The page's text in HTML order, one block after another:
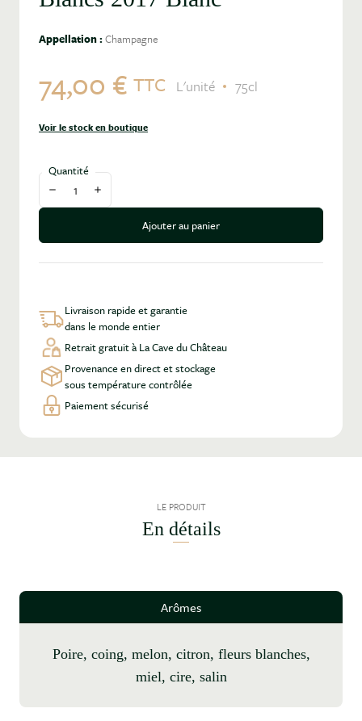
Appellation :Champagne
74,00 € TTC L'unité 75cl
Voir le stock en boutique
Quantité
Diminuer la quantité
Augmenter la quantité
Ajouter au panier
Livraison rapide et garantie
dans le monde entier
Retrait gratuit à La Cave du Château
Provenance en direct et stockage
sous température contrôlée
Paiement sécurisé
LE PRODUIT
En détails
Arômes
poire, coing, melon, citron, fleurs blanches,
miel, cire, salin